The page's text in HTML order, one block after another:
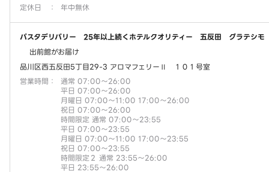
定休日
： 年中無休
パスタデリバリー 25年以上続くホテルクオリティー 五反田 グラテシモ
出前館がお届け
品川区西五反田5丁目29-3 アロマフェリーⅡ １０１号室
営業時間 ：
通常 07:00～26:00
平日 07:00～26:00
月曜日 07:00～11:00 17:00～26:00
祝日 07:00～26:00
時間限定 通常 07:00～23:55
平日 07:00～23:55
月曜日 07:00～11:00 17:00～23:55
祝日 07:00～23:55
時間限定２ 通常 23:55～26:00
平日 23:55～26:00